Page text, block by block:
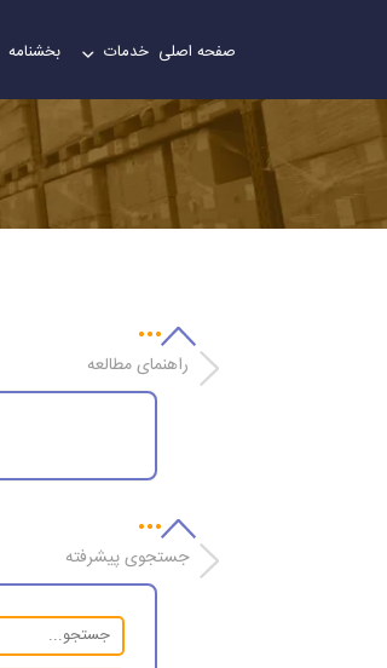
صفحه اصلی خدمات بخشنامه
راهنمای مطالعه
جستجوی پیشرفته